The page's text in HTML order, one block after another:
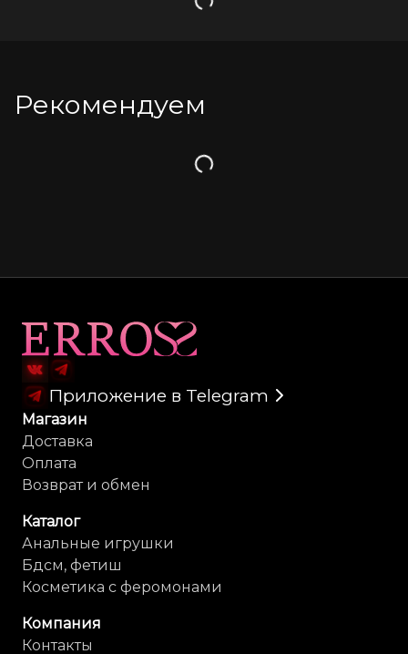
Загрузка
Рекомендуем
Загрузка
Приложение в Telegram
Магазин
Доставка
Оплата
Возврат и обмен
Каталог
Анальные игрушки
Бдсм, фетиш
Косметика с феромонами
Компания
Контакты
Карта сайта